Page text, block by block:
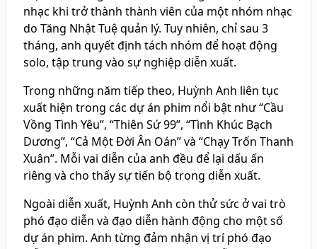
nhạc khi trở thành thành viên của một nhóm nhạc
do Tăng Nhật Tuệ quản lý. Tuy nhiên, chỉ sau 3
tháng, anh quyết định tách nhóm để hoạt động
solo, tập trung vào sự nghiệp diễn xuất.
Trong những năm tiếp theo, Huỳnh Anh liên tục
xuất hiện trong các dự án phim nổi bật như “Cầu
Vồng Tình Yêu”, “Thiên Sứ 99”, “Tình Khúc Bạch
Dương”, “Cả Một Đời Ân Oán” và “Chạy Trốn Thanh
Xuân”. Mỗi vai diễn của anh đều để lại dấu ấn
riêng và cho thấy sự tiến bộ trong diễn xuất.
Ngoài diễn xuất, Huỳnh Anh còn thử sức ở vai trò
phó đạo diễn và đạo diễn hành động cho một số
dự án phim. Anh từng đảm nhận vị trí phó đạo